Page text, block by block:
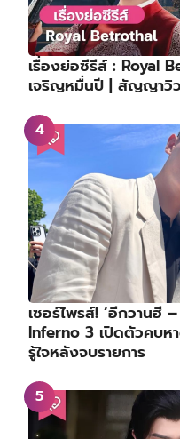
เรื่องย่อซีรีส์ : Royal
เจริญหมื่นปี | สัญญาวิ
เซอร์ไพรส์! ‘อีกวานฮี
Inferno 3 เปิดตัวคบ
รู้ใจหลังจบรายการ